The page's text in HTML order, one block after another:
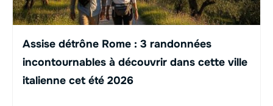
Assise détrône Rome : 3 randonnées
incontournables à découvrir dans cette ville
italienne cet été 2026